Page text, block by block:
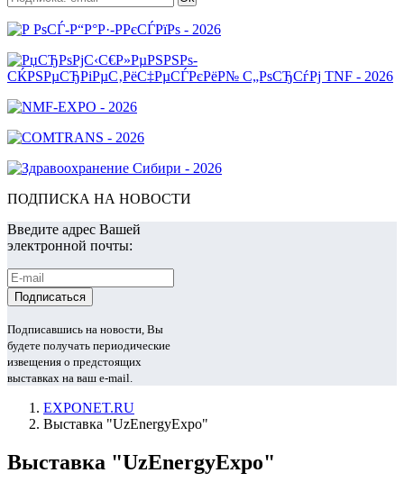
ПОДПИСКА НА НОВОСТИ
Введите адрес Вашей
электронной почты:
Подписавшись на новости, Вы
будете получать периодические
извещения о предстоящих
выставках на ваш e-mail.
EXPONET.RU
Выставка "UzEnergyExpo"
Выставка "UzEnergyExpo"